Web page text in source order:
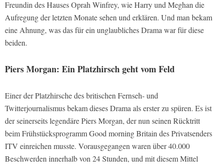
Freundin des Hauses Oprah Winfrey, wie Harry und Meghan die
Aufregung der letzten Monate sehen und erklären. Und man bekam
eine Ahnung, was das für ein unglaubliches Drama war für diese
beiden.
Piers Morgan: Ein Platzhirsch geht vom Feld
Einer der Platzhirsche des britischen Fernseh- und
Twitterjournalismus bekam dieses Drama als erster zu spüren. Es ist
der seinerseits legendäre Piers Morgan, der nun seinen Rücktritt
beim FrühstücksprogrammGood morning Britain des Privatsenders
ITV einreichen musste. Vorausgegangen waren über 40.000
Beschwerden innerhalb von 24 Stunden, und mit diesem Mittel